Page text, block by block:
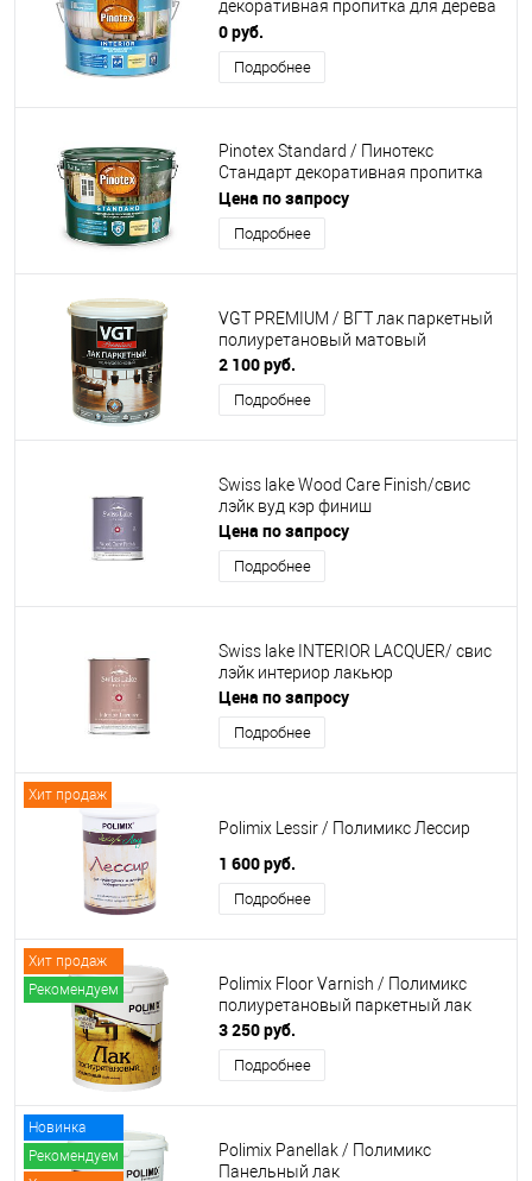
декоративная пропитка для дерева
на водной основе
0 руб.
Подробнее
Pinotex Standard / Пинотекс
Стандарт декоративная пропитка
для внутренних и наружных работ
Цена по запросу
Подробнее
VGT PREMIUM / ВГТ лак паркетный
полиуретановый матовый
2 100 руб.
Подробнее
Swiss lake Wood Care Finish/свис
лэйк вуд кэр финиш
Цена по запросу
Подробнее
Swiss lake INTERIOR LACQUER/ свис
лэйк интериор лакьюр
Цена по запросу
Подробнее
Хит продаж
Polimix Lessir / Полимикс Лессир
1 600 руб.
Подробнее
Хит продаж
Рекомендуем
Polimix Floor Varnish / Полимикс
полиуретановый паркетный лак
3 250 руб.
Подробнее
Новинка
Рекомендуем
Polimix Panellak / Полимикс
Панельный лак